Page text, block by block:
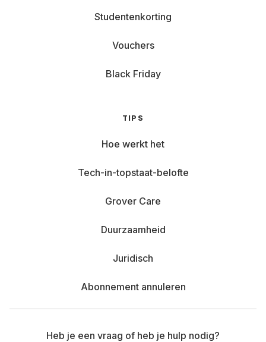
Studentenkorting
Vouchers
Black Friday
TIPS
Hoe werkt het
Tech-in-topstaat-belofte
Grover Care
Duurzaamheid
Juridisch
Abonnement annuleren
Heb je een vraag of heb je hulp nodig?